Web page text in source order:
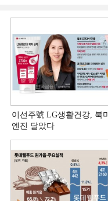
이선주號 LG생활건강, 북미
엔진 달았다